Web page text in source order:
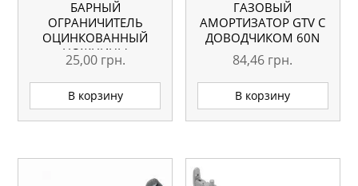
БАРНЫЙ
ОГРАНИЧИТЕЛЬ
ОЦИНКОВАННЫЙ
«НОЖНИЦЫ»
25,00 грн.
В корзину
ГАЗОВЫЙ
АМОРТИЗАТОР GTV С
ДОВОДЧИКОМ 60N
84,46 грн.
В корзину